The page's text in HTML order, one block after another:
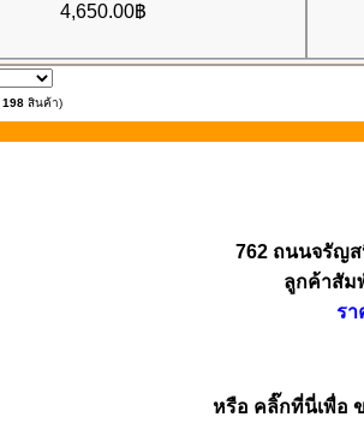
4,650.00฿
198 สินค้า)
762 ถนนจรัญส
ลูกค้าสัม
รา
หรือ คลิ๊กที่นี่เพื่อ